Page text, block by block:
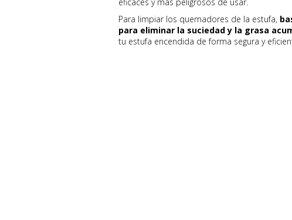
Para limpiar los quemadores de la estufa,
para eliminar la suciedad y la grasa
tu estufa encendida de forma segura y